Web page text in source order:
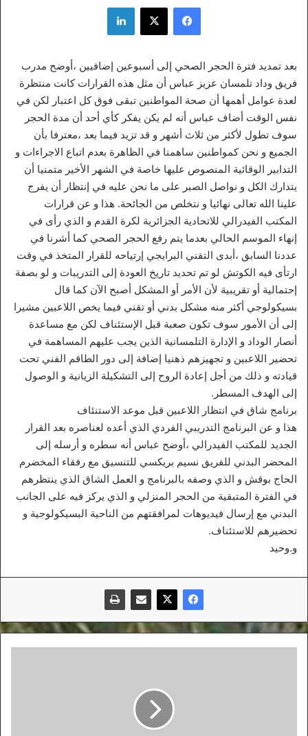
فيسبوك ‫X لينكدإن
بعد تمديد فترة الحجر الصحي إلى أسبوعين إضافيين ،أوضح مدرب
فريق وداد تلمسان عزيز عباس أن مثل هذه القرارات كانت منتظرة
لعدة عوامل أهمها أن صحة المواطنين تبقى فوق كل اعتبار لكن في
نفس الوقت أضاف عباس أنه لم يكن يفكر كأي أحد أن مدة الحجر
سوف تطول لأكثر من ثلاث أشهر و قد تزيد فيما بعد ،معترفا بأن
الجميع و نحن كمواطنين ساهمنا في الظاهرة بعدم اتباع الاجراءات و
التدابير الوقائية المنصوص عليها خاصة في الشهر الأخير متمنيا أن
يتدارك الكل و نواصل الصبر على ما نحن عليه في إنتظار أن يفرج
علينا الله تعالى نهائيا و نتخلص من الجائحة. هذا و عن قرارات
المكتب الفيدرالي للاتحادية الجزائرية لكرة القدم و الذي رأى في
إنهاء الموسم الحالي بعدما يتم رفع الحجر الصحي كما أشرنا في
عددنا السابق ،أبدى التقني البرايجي إرتياحه للقرار المتخذ في وقت
ارتأى فيه الكوتش لو تم تحديد تاريخ العودة إلى التدريبات و لو بصفة
إحتمالية أو تقريبية لأن الأمر أو المشكل أصبح الآن كما قال
بسيكولوجي أكثر منه مشكل بدني أو تقني فيما يخص اللاعبين مشيرا
إلى أن الأمور سوف تكون صعبة قبل الإستئناف لكن مع مساعدة
أنصار الوداد و الإدارة التلمسانية الذين يجب عليهم المساهمة في
تحضير اللاعبين و تجهيزهم ذهنيا إضافة إلى دور الطاقم الفني تحت
قيادته و ذلك من أجل إعادة الروح إلى التشكيلة الزيانية و الوصول
إلى الهدف المسطر.
برنامج شاق في انتظار اللاعبين قبل موعد الاستنئاف
هذا و عن البرنامج التدريبي الفردي الذي أعده لعناصره بعد القرار
الجديد للمكتب الفيدرالي ،أوضح عباس أنه سطره و أرسله إلى
المحضر البدني للفريق نسيم بريكسي للتنسيق مع رفقاء المخضرم
الحاج بوقش و الذي وصفه بالبرنامج و العمل الشاق الذي ينتظرهم
في الفترة المتبقية من الحجر المنزلي و الذي يركز فيه على الجانب
البدني مع إرسال فيديوهات لمرافقتهم من الناحية البسيكولوجية و
تحضيرهم للاستئناف.
و.وحيد